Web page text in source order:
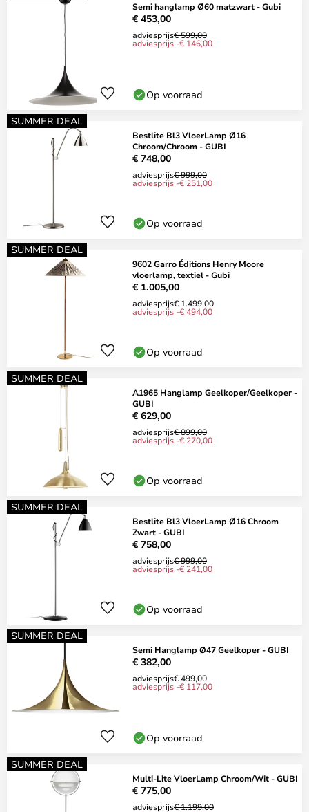
Semi hanglamp Ø60 matzwart - Gubi
€ 453,00
adviesprijs€ 599,00
adviesprijs -€ 146,00
Op voorraad
SUMMER DEAL
Bestlite Bl3 VloerLamp Ø16
Chroom/Chroom - GUBI
€ 748,00
adviesprijs€ 999,00
adviesprijs -€ 251,00
Op voorraad
SUMMER DEAL
9602 Garro Éditions Henry Moore
vloerlamp, textiel - Gubi
€ 1.005,00
adviesprijs€ 1.499,00
adviesprijs -€ 494,00
Op voorraad
SUMMER DEAL
A1965 Hanglamp Geelkoper/Geelkoper -
GUBI
€ 629,00
adviesprijs€ 899,00
adviesprijs -€ 270,00
Op voorraad
SUMMER DEAL
Bestlite Bl3 VloerLamp Ø16 Chroom
Zwart - GUBI
€ 758,00
adviesprijs€ 999,00
adviesprijs -€ 241,00
Op voorraad
SUMMER DEAL
Semi Hanglamp Ø47 Geelkoper - GUBI
€ 382,00
adviesprijs€ 499,00
adviesprijs -€ 117,00
Op voorraad
SUMMER DEAL
Multi-Lite VloerLamp Chroom/Wit - GUBI
€ 775,00
adviesprijs€ 1.199,00